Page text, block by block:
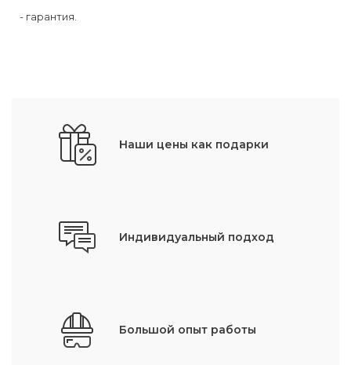
- гарантия.
Наши цены как подарки
Индивидуальный подход
Большой опыт работы